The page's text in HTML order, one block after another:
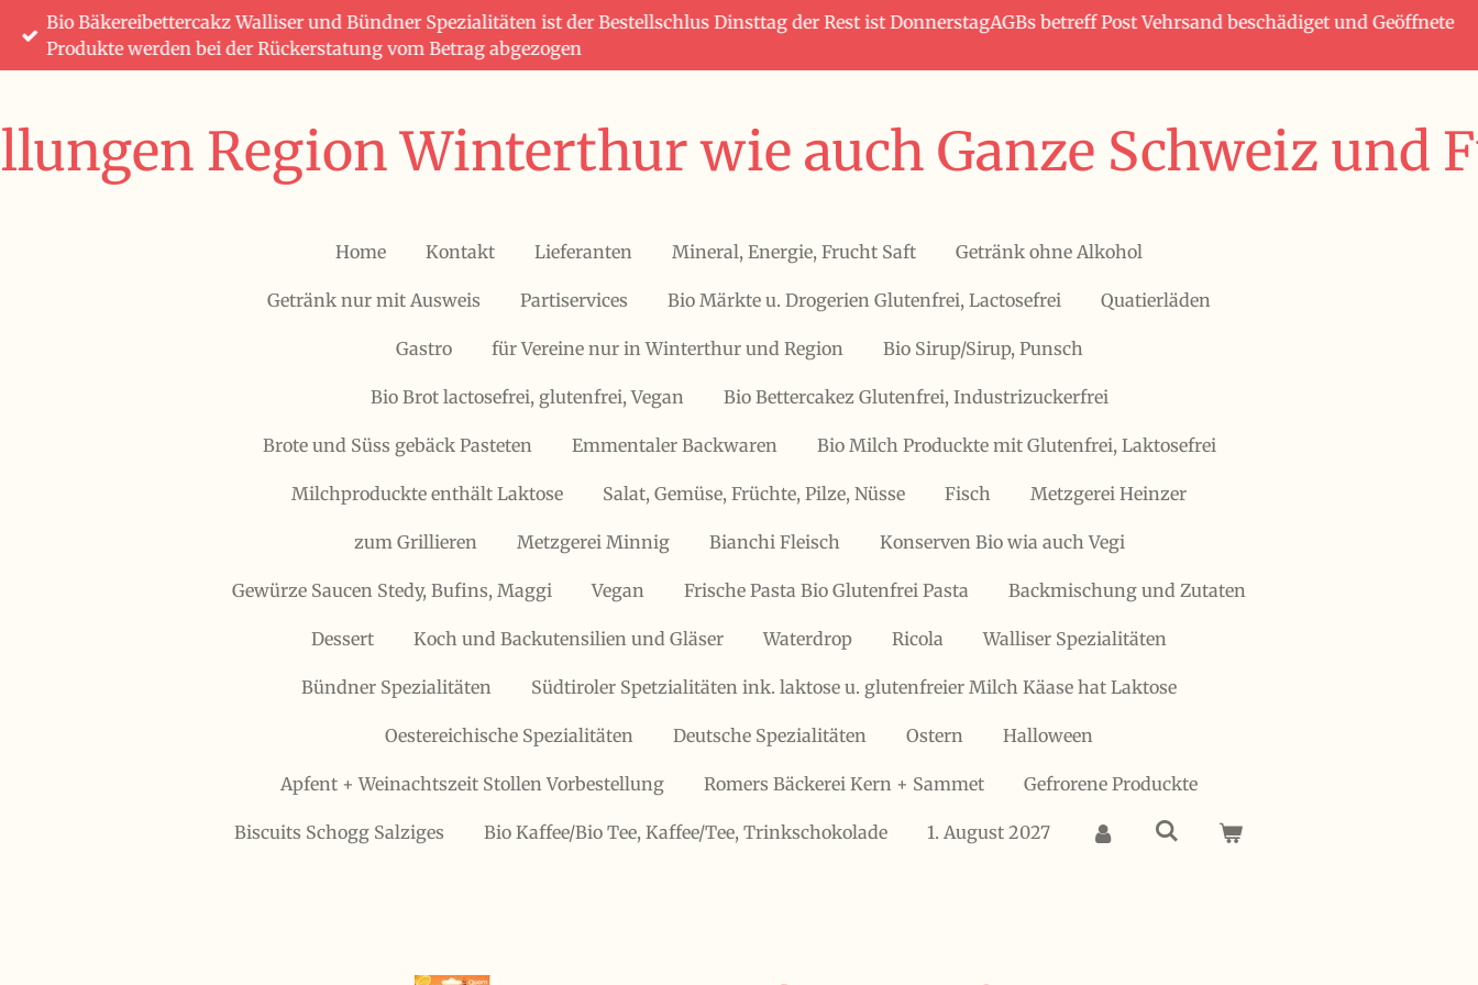
Zum
Hauptinhalt
springen
Bio Bäkereibettercakz Walliser und Bündner Spezialitäten ist der Bestellschlus Dinsttag der Rest ist DonnerstagAGBs betreff Post Vehrsand beschädiget und Geöffnete
Produkte werden bei der Rückerstatung vom Betrag abgezogen
Region Winterthur wie auch Ganze Schweiz
Home Kontakt Lieferanten Mineral, Energie, Frucht Saft Getränk ohne Alkohol
Getränk nur mit Ausweis Partiservices Bio Märkte u. Drogerien Glutenfrei, Lactosefrei Quatierläden
Gastro für Vereine nur in Winterthur und Region Bio Sirup/Sirup, Punsch
Bio Brot lactosefrei, glutenfrei, Vegan Bio Bettercakez Glutenfrei, Industrizuckerfrei
Brote und Süss gebäck Pasteten Emmentaler Backwaren Bio Milch Produckte mit Glutenfrei, Laktosefrei
Milchproduckte enthält Laktose Salat, Gemüse, Früchte, Pilze, Nüsse Fisch Metzgerei Heinzer
zum Grillieren Metzgerei Minnig Bianchi Fleisch Konserven Bio wia auch Vegi
Gewürze Saucen Stedy, Bufins, Maggi Vegan Frische Pasta Bio Glutenfrei Pasta Backmischung und Zutaten
Dessert Koch und Backutensilien und Gläser Waterdrop Ricola Walliser Spezialitäten
Bündner Spezialitäten Südtiroler Spetzialitäten ink. laktose u. glutenfreier Milch Käase hat Laktose
Oestereichische Spezialitäten Deutsche Spezialitäten Ostern Halloween
Apfent + Weinachtszeit Stollen Vorbestellung Romers Bäckerei Kern + Sammet Gefrorene Produckte
Biscuits Schogg Salziges Bio Kaffee/Bio Tee, Kaffee/Tee, Trinkschokolade 1. August 2027